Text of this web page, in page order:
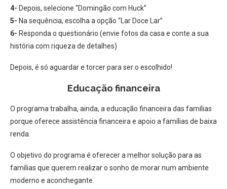
​4- Depois, selecione “Domingão com Huck”
​5- Na sequência, escolha a opção “Lar Doce Lar”
​6- Responda o questionário (envie fotos da casa e conte a sua
história com riqueza de detalhes)
​Depois, é só aguardar e torcer para ser o escolhido!
Educação financeira
O programa ​​trabalha, ainda, a educação financeira das famílias
porque oferece assistência financeira e apoio a famílias de baixa
renda.
O objetivo do programa é oferecer a melhor solução para as
famílias que querem realizar o sonho de morar num ambiente
moderno e aconchegante.